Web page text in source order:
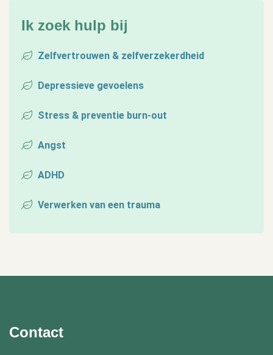
Ik zoek hulp bij
Zelfvertrouwen & zelfverzekerdheid
Depressieve gevoelens
Stress & preventie burn-out
Angst
ADHD
Verwerken van een trauma
Contact